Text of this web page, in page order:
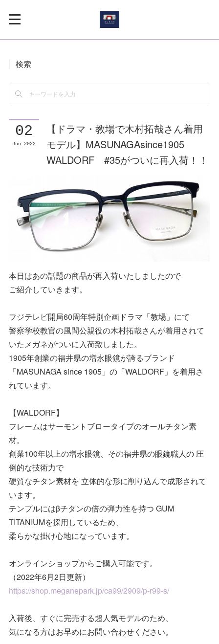
検索
02
Jun 2022
【ドラマ・教場で木村拓哉さん着用
モデル】MASUNAGAsince1905
WALDORF #35がついに再入荷！！
本日はあの話題の商品が再入荷いたしましたので
ご紹介していきます。
フジテレビ開局60周年特別企画ドラマ「教場」にて
警察学校教官の風間公親役の木村拓哉さんが着用されて
いたメガネがついに入荷致しました。
1905年創業の福井県の増永眼鏡が誇るブランド
「MASUNAGA since 1905」の「WALDORF」を着用さ
れています。
【WALDORF】
フレームはサーモントブロータイプのオールチタン素
材。
創業100年以上の増永眼鏡、その福井県の眼鏡職人の 圧
倒的な技術力で
硬質なチタン素材を 立体的な形に削り込んで成形されて
います。
テンプルにはβチタンの倍の弾力性を持つ GUM
TITANIUMを採用しているため、
柔らかな掛け心地になっています。
オンラインショップからご購入可能です。
（2022年6月2日更新）
https://shop.meganepark.jp/ca99/2909/p-r99-s/
入荷後、すぐに完売する超人気モデルのため、
気になる方はお早めにお問い合わせください。